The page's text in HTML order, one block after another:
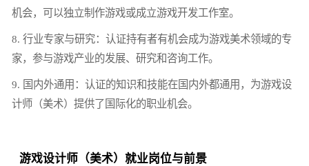
机会，可以独立制作游戏或成立游戏开发工作室。
8. 行业专家与研究：认证持有者有机会成为游戏美术领域的专
家，参与游戏产业的发展、研究和咨询工作。
9. 国内外通用：认证的知识和技能在国内外都通用，为游戏设
计师（美术）提供了国际化的职业机会。
游戏设计师（美术）就业岗位与前景